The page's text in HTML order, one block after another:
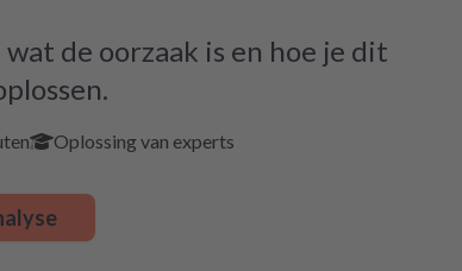
de oorzaak is en hoe je dit
Oplossing van experts